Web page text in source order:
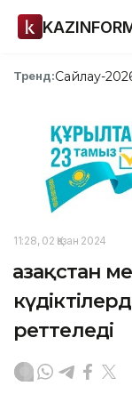
Тренд:Сайлау-
11:28, 02 Қазан 2024
Қазақстан
реттеледі